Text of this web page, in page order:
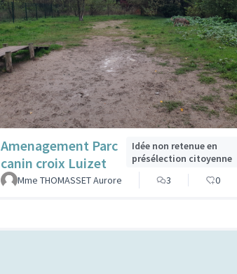
Amenagement Parc
canin croix Luizet
Idée non retenue en
présélection citoyenne
Mme THOMASSET Aurore
3 0